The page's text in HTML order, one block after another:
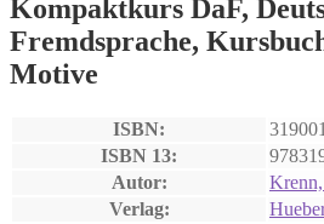
Kompaktkurs DaF,
Fremdsprache,
Motive
ISBN:
ISBN 13:
Autor:
Verlag: